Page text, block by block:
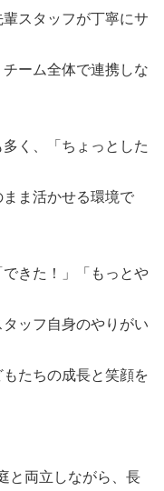
→合否決定
後子ども教室にて実
、返却いたしかねま
させていただくこと
スタッフが丁寧にサ
ーム全体で連携しな
く、「ちょっとした
ま活かせる環境で
きた！」「もっとや
ッフ自身のやりがい
たちの成長と笑顔を
と両立しながら、長